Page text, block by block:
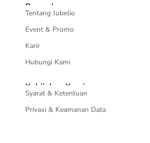
Perusahaan
Tentang Jubelio
Event & Promo
Karir
Hubungi Kami
Kebijakan Kami
Syarat & Ketentuan
Privasi & Keamanan Data